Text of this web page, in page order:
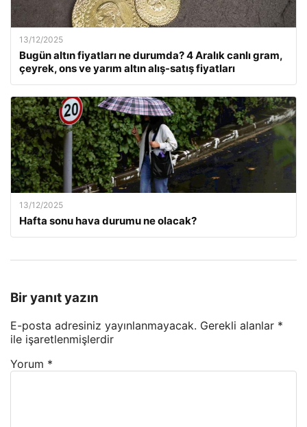
13/12/2025
Bugün altın fiyatları ne durumda? 4 Aralık canlı gram,
çeyrek, ons ve yarım altın alış-satış fiyatları
13/12/2025
Hafta sonu hava durumu ne olacak?
Bir yanıt yazın
E-posta adresiniz yayınlanmayacak. Gerekli alanlar *
ile işaretlenmişlerdir
Yorum *